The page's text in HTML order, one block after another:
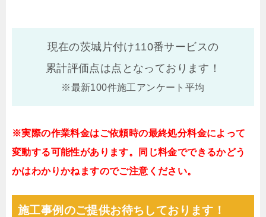
現在の茨城片付け110番サービスの
累計評価点は点となっております！
※最新100件施工アンケート平均
※実際の作業料金はご依頼時の最終処分料金によって
変動する可能性があります。同じ料金でできるかどう
かはわかりかねますのでご注意ください。
施工事例のご提供お待ちしております！